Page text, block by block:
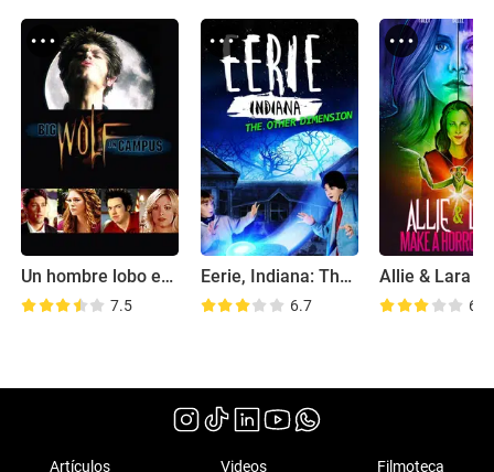
Un hombre lobo en el campus
7.5
Eerie, Indiana: The Other Dimension
6.7 6.2
Artículos Videos Filmoteca